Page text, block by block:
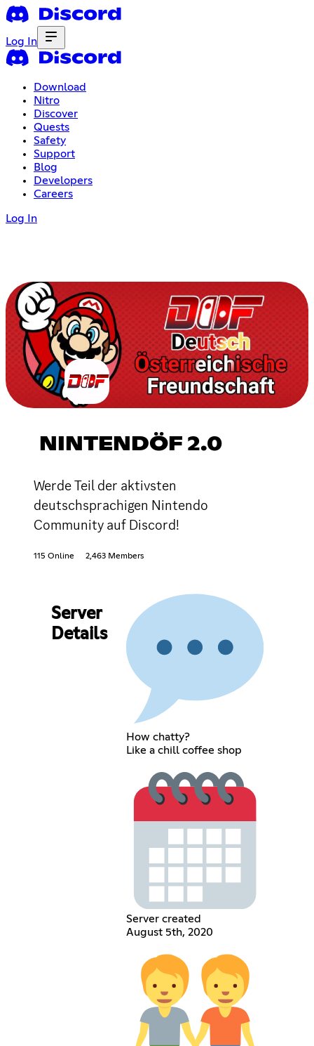
Log In
Download
Nitro
Discover
Quests
Safety
Support
Blog
Developers
Careers
Log In
NINTENDÖF 2.0
Werde Teil der aktivsten
deutschsprachigen Nintendo
Community auf Discord!
115 Online 2,463 Members
Server
Details
How chatty?
Like a chill coffee shop
Server created
August 5th, 2020